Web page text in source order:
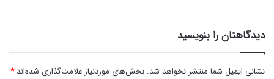
دیدگاهتان را بنویسید
نشانی ایمیل شما منتشر نخواهد شد. بخش‌های موردنیاز علامت‌گذاری شده‌اند*